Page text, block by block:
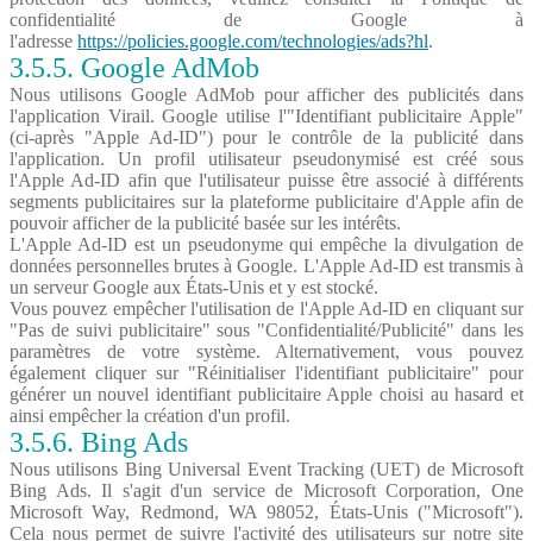
confidentialité de Google à
l'adresse https://policies.google.com/technologies/ads?hl.
3.5.5. Google AdMob
Nous utilisons Google AdMob pour afficher des publicités dans
l'application Virail. Google utilise l'"Identifiant publicitaire Apple"
(ci-après "Apple Ad-ID") pour le contrôle de la publicité dans
l'application. Un profil utilisateur pseudonymisé est créé sous
l'Apple Ad-ID afin que l'utilisateur puisse être associé à différents
segments publicitaires sur la plateforme publicitaire d'Apple afin de
pouvoir afficher de la publicité basée sur les intérêts.
L'Apple Ad-ID est un pseudonyme qui empêche la divulgation de
données personnelles brutes à Google. L'Apple Ad-ID est transmis à
un serveur Google aux États-Unis et y est stocké.
Vous pouvez empêcher l'utilisation de l'Apple Ad-ID en cliquant sur
"Pas de suivi publicitaire" sous "Confidentialité/Publicité" dans les
paramètres de votre système. Alternativement, vous pouvez
également cliquer sur "Réinitialiser l'identifiant publicitaire" pour
générer un nouvel identifiant publicitaire Apple choisi au hasard et
ainsi empêcher la création d'un profil.
3.5.6. Bing Ads
Nous utilisons Bing Universal Event Tracking (UET) de Microsoft
Bing Ads. Il s'agit d'un service de Microsoft Corporation, One
Microsoft Way, Redmond, WA 98052, États-Unis ("Microsoft").
Cela nous permet de suivre l'activité des utilisateurs sur notre site